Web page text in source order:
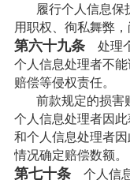
履行个人信息保
用职权、徇私舞弊
第六十九条处理个
个人信息处理者不
赔偿等侵权责任。
前款规定的损害
个人信息处理者因
和个人信息处理者
情况确定赔偿数额。
第七十条个人信息